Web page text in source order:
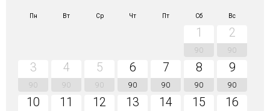
Пн Вт Ср Чт Пт Сб Вс
1
90
2
90
3
90
4
90
5
90
6
90
7
90
8
90
9
90
10 11 12 13 14 15 16